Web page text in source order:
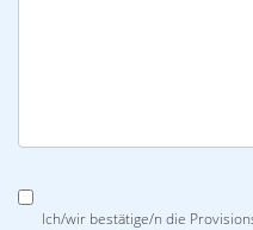
Ich/wir bestätige/n die